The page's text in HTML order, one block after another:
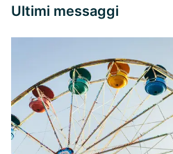
Ultimi messaggi